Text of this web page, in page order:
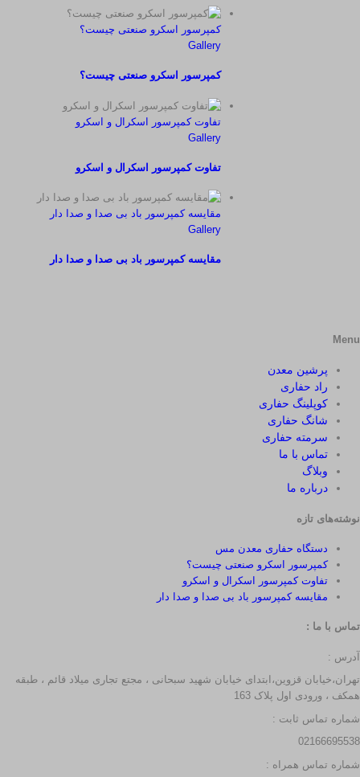
کمپرسور اسکرو صنعتی چیست؟
Gallery
کمپرسور اسکرو صنعتی چیست؟
تفاوت کمپرسور اسکرال و اسکرو
Gallery
تفاوت کمپرسور اسکرال و اسکرو
مقایسه کمپرسور باد بی صدا و صدا دار
Gallery
مقایسه کمپرسور باد بی صدا و صدا دار
Menu
پرشین معدن
راد حفاری
کوپلینگ حفاری
شانگ حفاری
سرمته حفاری
تماس با ما
وبلاگ
درباره ما
نوشته‌های تازه
دستگاه حفاری معدن مس
کمپرسور اسکرو صنعتی چیست؟
تفاوت کمپرسور اسکرال و اسکرو
مقایسه کمپرسور باد بی صدا و صدا دار
تماس با ما :
آدرس :
تهران،خیابان قزوین،ابتدای خیابان شهید سبحانی ، مجتع تجاری میلاد قائم ، طبقه
همکف ، ورودی اول پلاک 163
شماره تماس ثابت :
02166695538
شماره تماس همراه :